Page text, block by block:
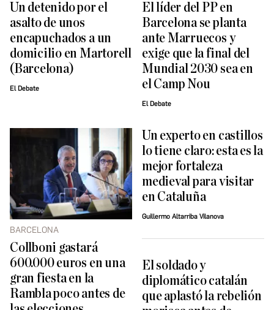
Un detenido por el
asalto de unos
encapuchados a un
domicilio en Martorell
(Barcelona)
El Debate
El líder del PP en
Barcelona se planta
ante Marruecos y
exige que la final del
Mundial 2030 sea en
el Camp Nou
El Debate
BARCELONA
Collboni gastará
600.000 euros en una
gran fiesta en la
Rambla poco antes de
Un experto en castillos
lo tiene claro: esta es la
mejor fortaleza
medieval para visitar
en Cataluña
Guillermo Altarriba Vilanova
El soldado y
diplomático catalán
que aplastó la rebelión